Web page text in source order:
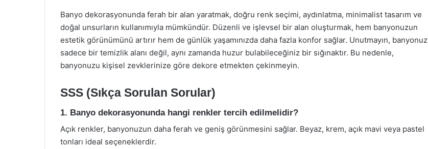
Banyo dekorasyonunda ferah bir alan yaratmak, doğru renk seçimi, aydınlatma, minimalist tasarım ve
doğal unsurların kullanımıyla mümkündür. Düzenli ve işlevsel bir alan oluşturmak, hem banyonuzun
estetik görünümünü artırır hem de günlük yaşamınızda daha fazla konfor sağlar. Unutmayın, banyonuz
sadece bir temizlik alanı değil, aynı zamanda huzur bulabileceğiniz bir sığınaktır. Bu nedenle,
banyonuzu kişisel zevklerinize göre dekore etmekten çekinmeyin.
SSS (Sıkça Sorulan Sorular)
1. Banyo dekorasyonunda hangi renkler tercih edilmelidir?
Açık renkler, banyonuzun daha ferah ve geniş görünmesini sağlar. Beyaz, krem, açık mavi veya pastel
tonları ideal seçeneklerdir.